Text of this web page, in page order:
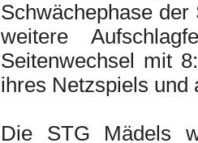
Schwächephase
weitere
Seitenwechsel mit
ihres Netzspiels
Die STG Mädels